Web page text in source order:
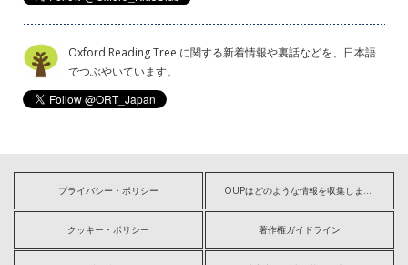
Oxford Reading Tree に関する新着情報や裏話などを、日本語
でつぶやいています。
プライバシー・ポリシー
クッキー・ポリシー 著作権ガイドライン